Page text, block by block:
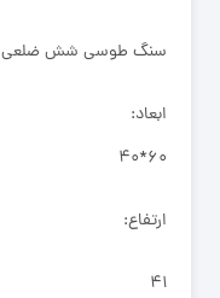
سنگ طوسی شش ضلعی
ابعاد:
۶۰*۴۰
ارتفاع:
۴۱